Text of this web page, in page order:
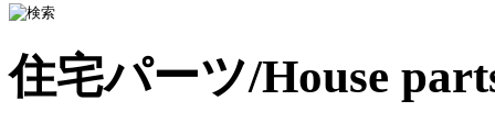
住宅パーツ/House